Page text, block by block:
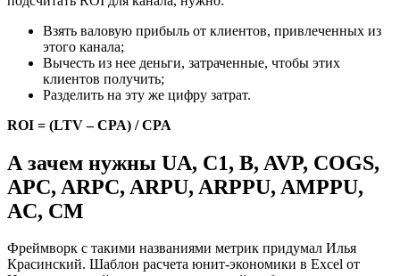
Взять валовую прибыль от клиентов, привлеченных из
этого канала;
Вычесть из нее деньги, затраченные, чтобы этих
клиентов получить;
Разделить на эту же цифру затрат.
ROI = (LTV – CPA) / CPA
А зачем нужны UA, C1, B, AVP, COGS,
APC, ARPC, ARPU, ARPPU, AMPPU,
AC, CM
Фреймворк с такими названиями метрик придумал Илья
Красинский. Шаблон расчета юнит-экономики в Excel от